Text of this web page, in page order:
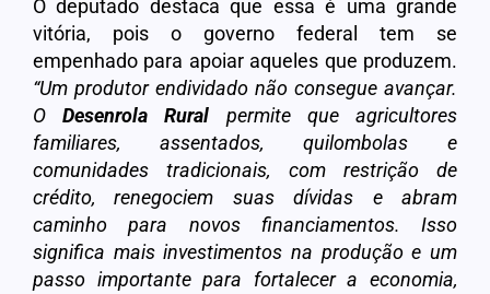
O deputado destaca que essa é uma grande
vitória, pois o governo federal tem se
empenhado para apoiar aqueles que produzem.
“Um produtor endividado não consegue avançar.
ODesenrola Rural permite que agricultores
familiares, assentados, quilombolas e
comunidades tradicionais, com restrição de
crédito, renegociem suas dívidas e abram
caminho para novos financiamentos. Isso
significa mais investimentos na produção e um
passo importante para fortalecer a economia,